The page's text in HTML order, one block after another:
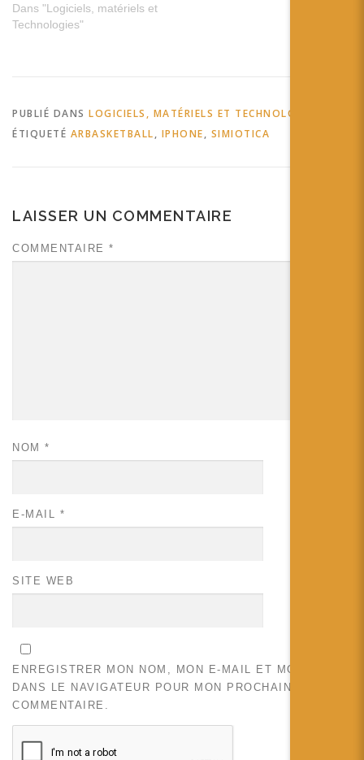
Dans "Logiciels, matériels et
Technologies"
PUBLIÉ DANS LOGICIELS, MATÉRIELS ET TECHNOLOGIES
ÉTIQUETÉ ARBASKETBALL, IPHONE, SIMIOTICA
LAISSER UN COMMENTAIRE
COMMENTAIRE *
NOM *
E-MAIL *
SITE WEB
ENREGISTRER MON NOM, MON E-MAIL ET MON SITE
DANS LE NAVIGATEUR POUR MON PROCHAIN
COMMENTAIRE.